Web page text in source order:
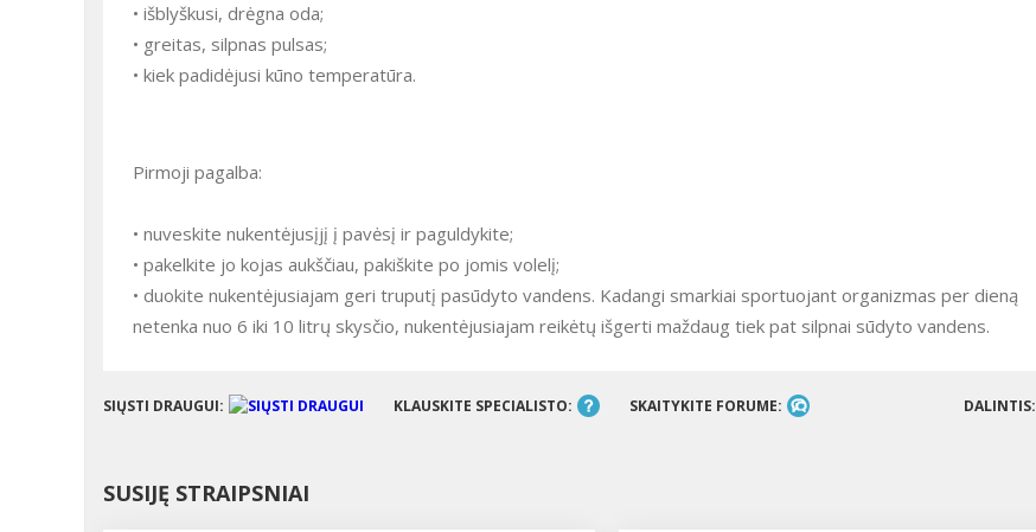
• išblyškusi, drėgna oda;
• greitas, silpnas pulsas;
• kiek padidėjusi kūno temperatūra.
Pirmoji pagalba:
• nuveskite nukentėjusįjį į pavėsį ir paguldykite;
• pakelkite jo kojas aukščiau, pakiškite po jomis volelį;
• duokite nukentėjusiajam geri truputį pasūdyto vandens. Kadangi smarkiai sportuojant organizmas per dieną
netenka nuo 6 iki 10 litrų skysčio, nukentėjusiajam reikėtų išgerti maždaug tiek pat silpnai sūdyto vandens.
SIŲSTI DRAUGUI: KLAUSKITE SPECIALISTO: SKAITYKITE FORUME: DALINTIS:
SUSIJĘ STRAIPSNIAI